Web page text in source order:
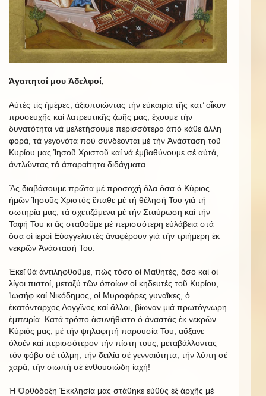
Ἀγαπητοί μου Ἀδελφοί,
Αὐτές τίς ἡμέρες, ἀξιοποιώντας τήν εὐκαιρία τῆς κατ’ οἶκον
προσευχῆς καί λατρευτικῆς ζωῆς μας, ἔχουμε τήν
δυνατότητα νά μελετήσουμε περισσότερο ἀπό κάθε ἄλλη
φορά, τά γεγονότα πού συνδέονται μέ τήν Ἀνάσταση τοῦ
Κυρίου μας Ἰησοῦ Χριστοῦ καί νά ἐμβαθύνουμε σέ αὐτά,
ἀντλώντας τά ἀπαραίτητα διδάγματα.
Ἄς διαβάσουμε πρῶτα μέ προσοχή ὅλα ὅσα ὁ Κύριος
ἡμῶν Ἰησοῦς Χριστός ἔπαθε μέ τή θέλησή Του γιά τή
σωτηρία μας, τά σχετιζόμενα μέ τήν Σταύρωση καί τήν
Ταφή Του κι ἄς σταθοῦμε μέ περισσότερη εὐλάβεια στά
ὅσα οἱ ἱεροί Εὐαγγελιστές ἀναφέρουν γιά τήν τριήμερη ἐκ
νεκρῶν Ἀνάστασή Του.
Ἐκεῖ θά ἀντιληφθοῦμε, πώς τόσο οἱ Μαθητές, ὅσο καί οἱ
λίγοι πιστοί, μεταξύ τῶν ὁποίων οἱ κηδευτές τοῦ Κυρίου,
Ἰωσήφ καί Νικόδημος, οἱ Μυροφόρες γυναῖκες, ὁ
ἑκατόνταρχος Λογγῖνος καί ἄλλοι, βίωναν μιά πρωτόγνωρη
ἐμπειρία. Κατά τρόπο ἀσυνήθιστο ὁ ἀναστάς ἐκ νεκρῶν
Κύριός μας, μέ τήν ψηλαφητή παρουσία Του, αὔξανε
ὁλοέν καί περισσότερον τήν πίστη τους, μεταβάλλοντας
τόν φόβο σέ τόλμη, τήν δειλία σέ γενναιότητα, τήν λύπη σέ
χαρά, τήν σιωπή σέ ἐνθουσιώδη ἰαχή!
Ἡ Ὀρθόδοξη Ἐκκλησία μας στάθηκε εὐθύς ἐξ ἀρχῆς μέ